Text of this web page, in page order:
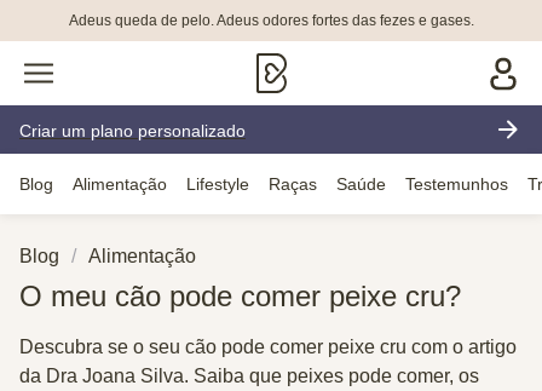
Adeus queda de pelo. Adeus odores fortes das fezes e gases.
Criar um plano personalizado
Blog Alimentação Lifestyle Raças Saúde Testemunhos
Blog Alimentação
O meu cão pode comer peixe cru?
Descubra se o seu cão pode comer peixe cru com o artigo
da Dra Joana Silva. Saiba que peixes pode comer, os